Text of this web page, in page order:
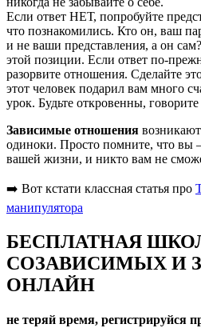
Если ответ НЕТ, попробуйте
что познакомились. Кто он, ваш
и не ваши представления, а он
этой позиции. Если ответ по-
разорвите отношения. Сделайте
этот человек подарил вам много
урок. Будьте откровенны,
Зависимые отношения
одиноки. Просто помните, что вы
вашей жизни, и никто вам не
➡️ Вот кстати классная статья про
манипулятора
БЕСПЛАТНАЯ
СОЗАВИСИМЫХ И
ОНЛАЙН
не теряй время, регистрируйся